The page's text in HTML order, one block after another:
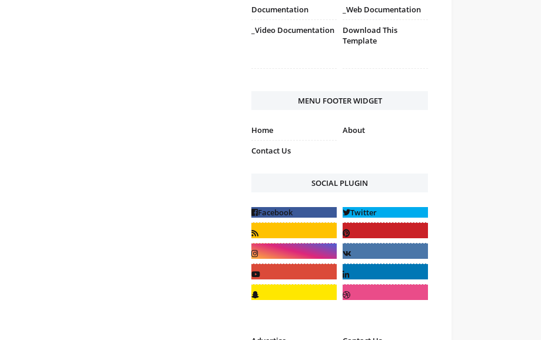
Documentation
_Web Documentation
_Video Documentation
Download This
Template
MENU FOOTER WIDGET
Home
About
Contact Us
SOCIAL PLUGIN